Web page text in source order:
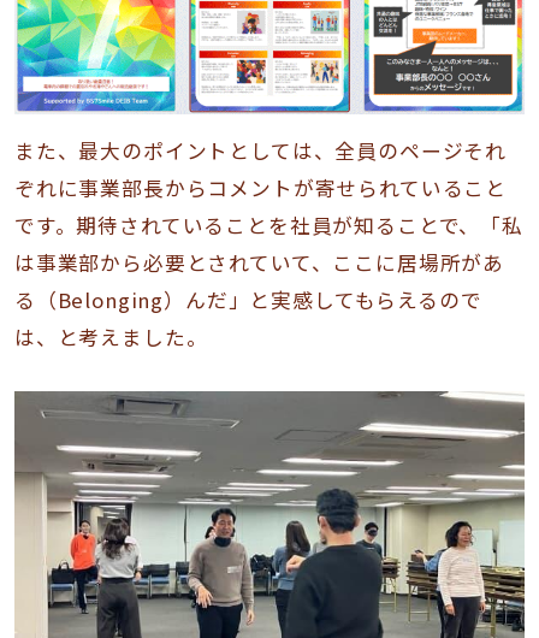
また、最大のポイントとしては、全員のページそれ
ぞれに事業部長からコメントが寄せられていること
です。期待されていることを社員が知ることで、「私
は事業部から必要とされていて、ここに居場所があ
る（Belonging）んだ」と実感してもらえるので
は、と考えました。